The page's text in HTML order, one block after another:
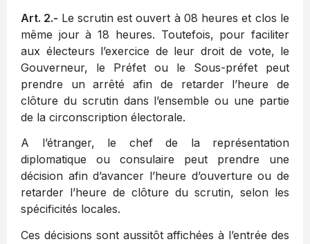
Art. 2.- Le scrutin est ouvert à 08 heures et clos le
même jour à 18 heures. Toutefois, pour faciliter
aux électeurs l’exercice de leur droit de vote, le
Gouverneur, le Préfet ou le Sous-préfet peut
prendre un arrêté afin de retarder l’heure de
clôture du scrutin dans l’ensemble ou une partie
de la circonscription électorale.
A l’étranger, le chef de la représentation
diplomatique ou consulaire peut prendre une
décision afin d’avancer l’heure d’ouverture ou de
retarder l’heure de clôture du scrutin, selon les
spécificités locales.
Ces décisions sont aussitôt affichées à l’entrée des